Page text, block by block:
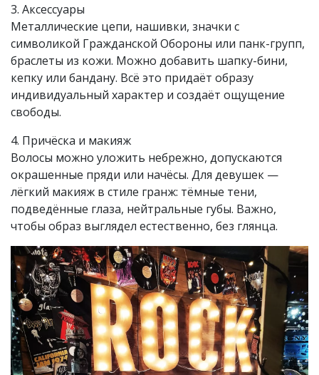
3. Аксессуары
Металлические цепи, нашивки, значки с
символикой Гражданской Обороны или панк-групп,
браслеты из кожи. Можно добавить шапку-бини,
кепку или бандану. Всё это придаёт образу
индивидуальный характер и создаёт ощущение
свободы.
4. Причёска и макияж
Волосы можно уложить небрежно, допускаются
окрашенные пряди или начёсы. Для девушек —
лёгкий макияж в стиле гранж: тёмные тени,
подведённые глаза, нейтральные губы. Важно,
чтобы образ выглядел естественно, без глянца.